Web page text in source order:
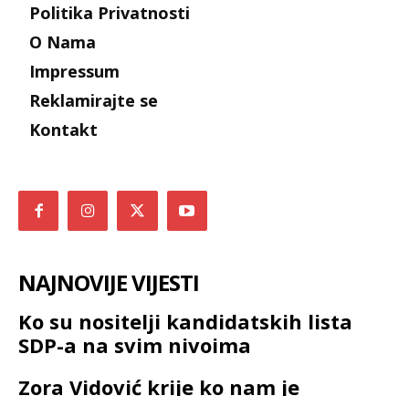
Politika Privatnosti
O Nama
Impressum
Reklamirajte se
Kontakt
NAJNOVIJE VIJESTI
Ko su nositelji kandidatskih lista
SDP-a na svim nivoima
Zora Vidović krije ko nam je